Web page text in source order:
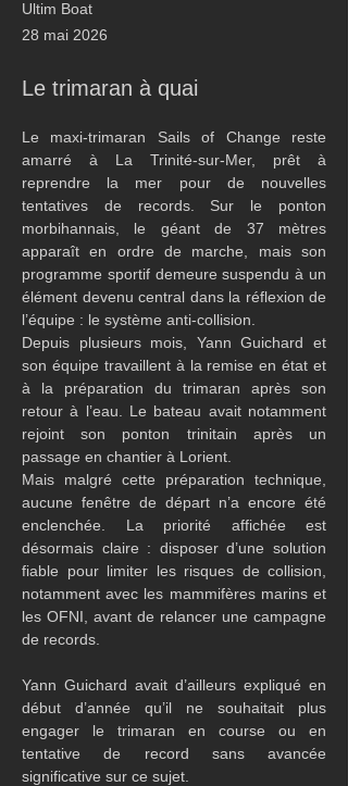
Ultim Boat
28 mai 2026
Le trimaran à quai
Le maxi-trimaran Sails of Change reste
amarré à La Trinité-sur-Mer, prêt à
reprendre la mer pour de nouvelles
tentatives de records. Sur le ponton
morbihannais, le géant de 37 mètres
apparaît en ordre de marche, mais son
programme sportif demeure suspendu à un
élément devenu central dans la réflexion de
l’équipe : le système anti-collision.
Depuis plusieurs mois, Yann Guichard et
son équipe travaillent à la remise en état et
à la préparation du trimaran après son
retour à l’eau. Le bateau avait notamment
rejoint son ponton trinitain après un
passage en chantier à Lorient.
Mais malgré cette préparation technique,
aucune fenêtre de départ n’a encore été
enclenchée. La priorité affichée est
désormais claire : disposer d’une solution
fiable pour limiter les risques de collision,
notamment avec les mammifères marins et
les OFNI, avant de relancer une campagne
de records.
Yann Guichard avait d’ailleurs expliqué en
début d’année qu’il ne souhaitait plus
engager le trimaran en course ou en
tentative de record sans avancée
significative sur ce sujet.